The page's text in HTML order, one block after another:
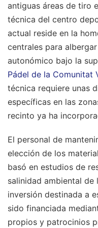
antiguas áreas de tiro
técnica del centro
actual reside en la
centrales para
autonómico bajo la
Pádel de la Comunitat
técnica requiere unas
específicas en las
recinto ya ha
El personal de
elección de los
basó en estudios de
salinidad ambiental de
inversión destinada a
sido financiada
propios y patrocinios